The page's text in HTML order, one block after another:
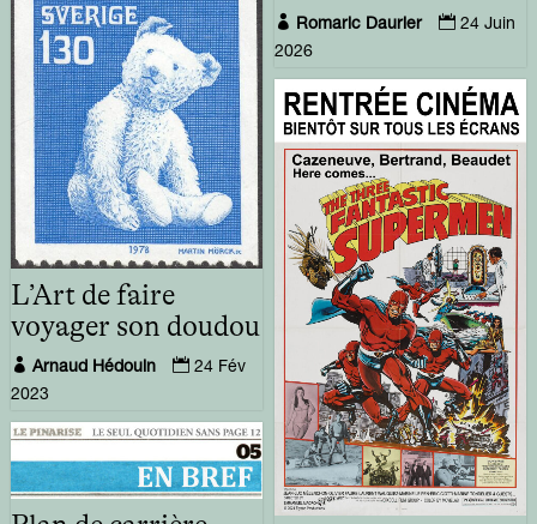
 Romaric Daurier  24 Juin
2026
L’Art de faire
voyager son doudou
 Arnaud Hédouin  24 Fév
2023